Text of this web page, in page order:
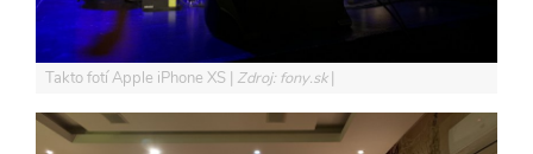
Takto fotí Apple iPhone XS Zdroj: fony.sk